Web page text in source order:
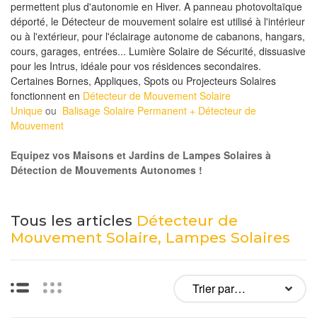
permettent plus d'autonomie en Hiver. A panneau photovoltaïque
déporté, le Détecteur de mouvement solaire est utilisé à l'intérieur
ou à l'extérieur, pour l'éclairage autonome de cabanons, hangars,
cours, garages, entrées... Lumière Solaire de Sécurité, dissuasive
pour les Intrus, idéale pour vos résidences secondaires.
Certaines Bornes, Appliques, Spots ou Projecteurs Solaires
fonctionnent en Détecteur de Mouvement Solaire
Unique ou Balisage Solaire Permanent + Détecteur de
Mouvement
Equipez vos Maisons et Jardins de Lampes Solaires à
Détection de Mouvements Autonomes !
Tous les articles Détecteur de
Mouvement Solaire, Lampes Solaires
Liste